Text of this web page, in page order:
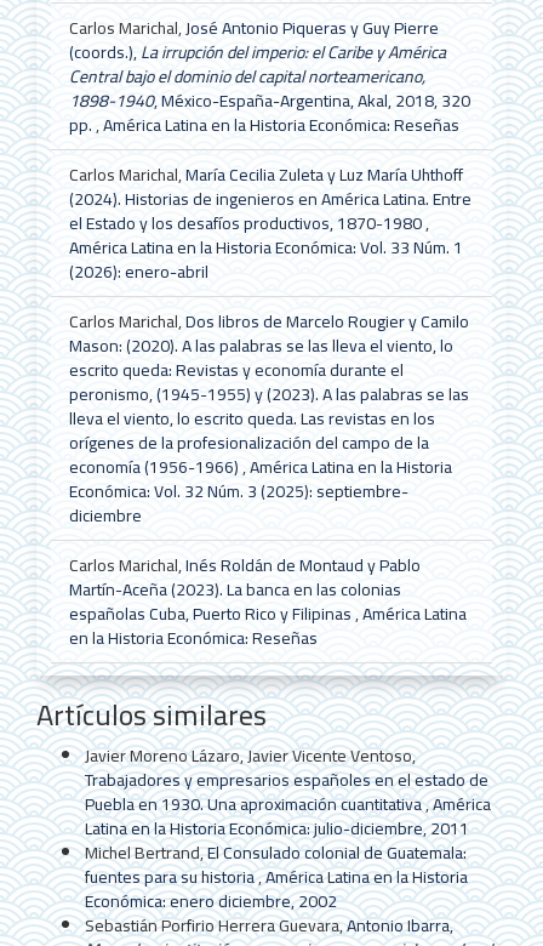
Carlos Marichal,José Antonio Piqueras y Guy Pierre
(coords.),La irrupción del imperio: el Caribe y América
Central bajo el dominio del capital norteamericano,
1898-1940, México-España-Argentina, Akal, 2018, 320
pp.,América Latina en la Historia Económica: Reseñas
Carlos Marichal,María Cecilia Zuleta y Luz María Uhthoff
(2024). Historias de ingenieros en América Latina. Entre
el Estado y los desafíos productivos, 1870-1980,
América Latina en la Historia Económica: Vol. 33 Núm. 1
(2026): enero-abril
Carlos Marichal,Dos libros de Marcelo Rougier y Camilo
Mason: (2020). A las palabras se las lleva el viento, lo
escrito queda: Revistas y economía durante el
peronismo, (1945-1955) y (2023). A las palabras se las
lleva el viento, lo escrito queda. Las revistas en los
orígenes de la profesionalización del campo de la
economía (1956-1966),América Latina en la Historia
Económica: Vol. 32 Núm. 3 (2025): septiembre-
diciembre
Carlos Marichal,Inés Roldán de Montaud y Pablo
Martín-Aceña (2023). La banca en las colonias
españolas Cuba, Puerto Rico y Filipinas,América Latina
en la Historia Económica: Reseñas
Artículos similares
Javier Moreno Lázaro, Javier Vicente Ventoso,
Trabajadores y empresarios españoles en el estado de
Puebla en 1930. Una aproximación cuantitativa,América
Latina en la Historia Económica: julio-diciembre, 2011
Michel Bertrand,El Consulado colonial de Guatemala:
fuentes para su historia,América Latina en la Historia
Económica: enero diciembre, 2002
Sebastián Porfirio Herrera Guevara,Antonio Ibarra,